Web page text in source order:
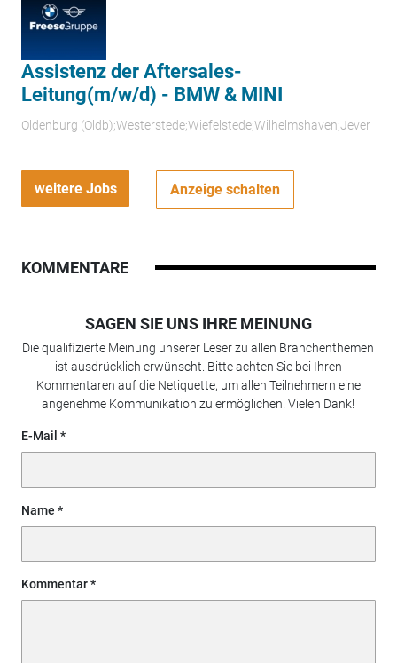
Assistenz der Aftersales-
Leitung(m/w/d) - BMW & MINI
Oldenburg (Oldb);Westerstede;Wiefelstede;Wilhelmshaven;Jever
weitere Jobs Anzeige schalten
KOMMENTARE
SAGEN SIE UNS IHRE MEINUNG
Die qualifizierte Meinung unserer Leser zu allen Branchenthemen
ist ausdrücklich erwünscht. Bitte achten Sie bei Ihren
Kommentaren auf die Netiquette, um allen Teilnehmern eine
angenehme Kommunikation zu ermöglichen. Vielen Dank!
E-Mail
Name
Kommentar